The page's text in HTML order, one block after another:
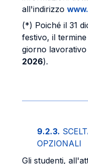
all'indirizzo
(*) Poiché il 31
festivo, il
giorno
2026).
9.2.3.
OPZIONALI
Gli studenti,